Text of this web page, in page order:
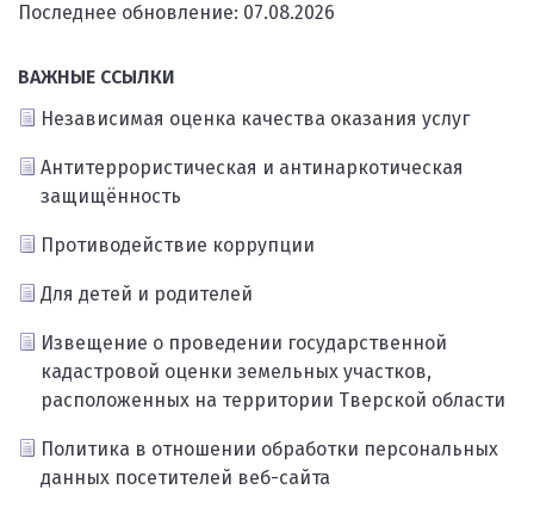
Последнее обновление: 07.08.2026
ВАЖНЫЕ ССЫЛКИ
Независимая оценка качества оказания услуг
Антитеррористическая и антинаркотическая
защищённость
Противодействие коррупции
Для детей и родителей
Извещение о проведении государственной
кадастровой оценки земельных участков,
расположенных на территории Тверской области
Политика в отношении обработки персональных
данных посетителей веб-сайта